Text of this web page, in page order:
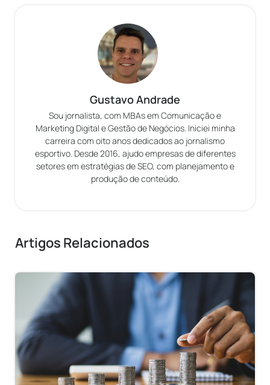
Gustavo Andrade
Sou jornalista, com MBAs em Comunicação e
Marketing Digital e Gestão de Negócios. Iniciei minha
carreira com oito anos dedicados ao jornalismo
esportivo. Desde 2016, ajudo empresas de diferentes
setores em estratégias de SEO, com planejamento e
produção de conteúdo.
Artigos Relacionados